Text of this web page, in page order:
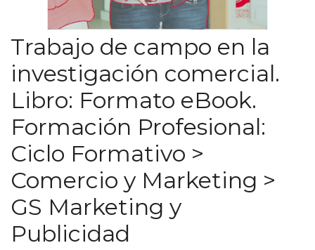
Trabajo de campo en la
investigación comercial.
Libro: Formato eBook.
Formación Profesional:
Ciclo Formativo >
Comercio y Marketing >
GS Marketing y
Publicidad